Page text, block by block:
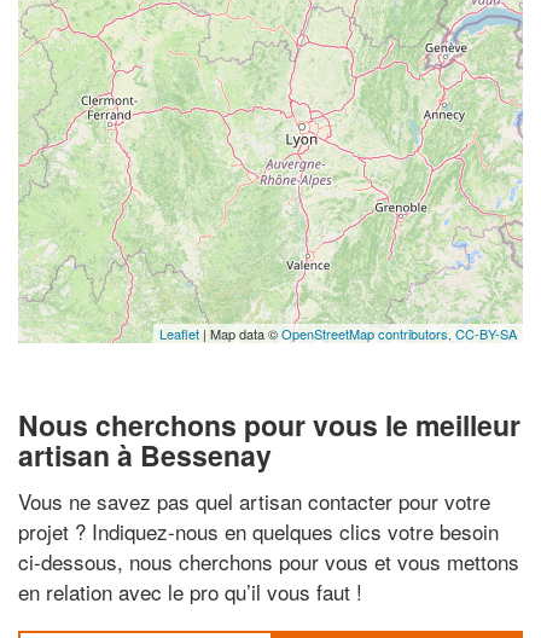
Leaflet | Map data ©OpenStreetMap contributors, CC-BY-SA
Nous cherchons pour vous le meilleur
artisan à Bessenay
Vous ne savez pas quel artisan contacter pour votre
projet ? Indiquez-nous en quelques clics votre besoin
ci-dessous, nous cherchons pour vous et vous mettons
en relation avec le pro qu’il vous faut !